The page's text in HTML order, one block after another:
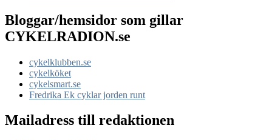
Bloggar/hemsidor som gillar
CYKELRADION.se
cykelklubben.se
cykelköket
cykelsmart.se
Fredrika Ek cyklar jorden runt
Mailadress till redaktionen